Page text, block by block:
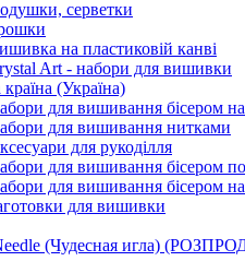
серветки
на пластиковій канві
Art - набори для вишивки
країна (Україна)
для вишивання бісером на
для вишивання нитками
для рукоділля
для вишивання бісером
для вишивання бісером
для вишивки
(Чудесная игла)